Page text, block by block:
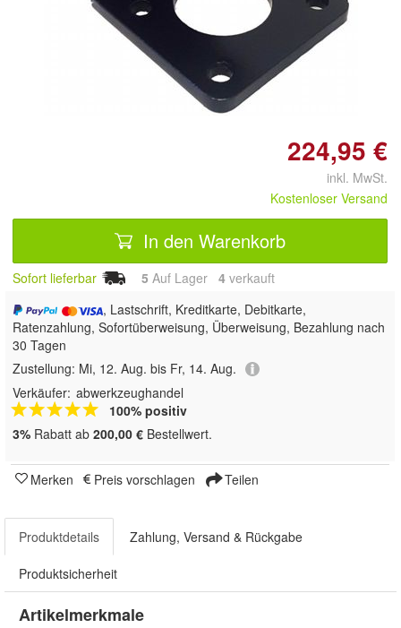
224,95 €
inkl. MwSt.
Kostenloser Versand
In den Warenkorb
Sofort lieferbar 5 Auf Lager 4 verkauft
, Lastschrift, Kreditkarte, Debitkarte,
Ratenzahlung, Sofortüberweisung, Überweisung, Bezahlung nach
30 Tagen
Zustellung: Mi, 12. Aug. bis Fr, 14. Aug.
Verkäufer: abwerkzeughandel
100% positiv
3% Rabatt ab 200,00 € Bestellwert.
Merken Preis vorschlagen Teilen
Produktdetails Zahlung, Versand & Rückgabe
Produktsicherheit
Artikelmerkmale